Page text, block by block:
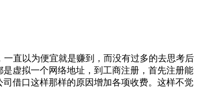
直以为便宜就是赚到，而没有过多的去思考后
虚拟一个网络地址，到工商注册，首先注册能
借口这样那样的原因增加各项收费。这样不觉